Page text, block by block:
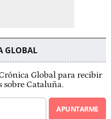
GLOBAL
Global para recibir
Cataluña.
APUNTARME